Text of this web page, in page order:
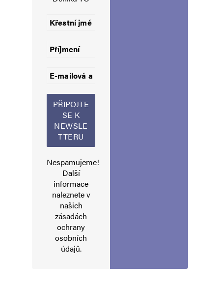
Starší komentáře
Napsat komentář
Uložit do prohlížeče jméno, e-mail a webovou stránku pro budoucí
Nespamujeme!
Další
informace
naleznete v
našich
zásadách
ochrany
osobních
údajů.